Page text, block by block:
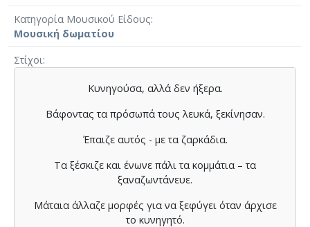
Κατηγορία Μουσικού Είδους
Μουσική δωματίου
Στίχοι
Κυνηγούσα, αλλά δεν ήξερα.
Βάφοντας τα πρόσωπά τους λευκά, ξεκίνησαν.
Έπαιζε αυτός - με τα ζαρκάδια.
Τα ξέσκιζε και ένωνε πάλι τα κομμάτια – τα
ξαναζωντάνευε.
Μάταια άλλαζε μορφές για να ξεφύγει όταν άρχισε
το κυνηγητό.